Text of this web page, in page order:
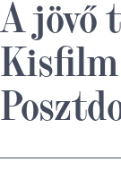
A jövő
Kisfilm